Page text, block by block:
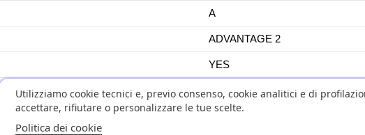
A
ADVANTAGE 2
YES
No
Utilizziamo cookie tecnici e, previo consenso, cookie analitici e di
accettare, rifiutare o personalizzare le tue scelte.
Politica dei cookie